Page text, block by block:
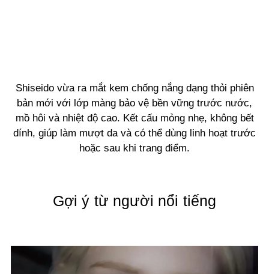
Shiseido vừa ra mắt kem chống nắng dạng thỏi phiên
bản mới với lớp màng bảo vệ bền vững trước nước,
mồ hôi và nhiệt độ cao. Kết cấu mỏng nhẹ, không bết
dính, giúp làm mượt da và có thể dùng linh hoạt trước
hoặc sau khi trang điểm.
Gợi ý từ người nổi tiếng